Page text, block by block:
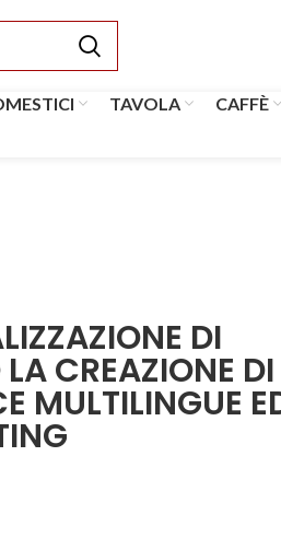
TAVOLA CAFFÈ
DI
CREAZIONE
MULTILINGUE